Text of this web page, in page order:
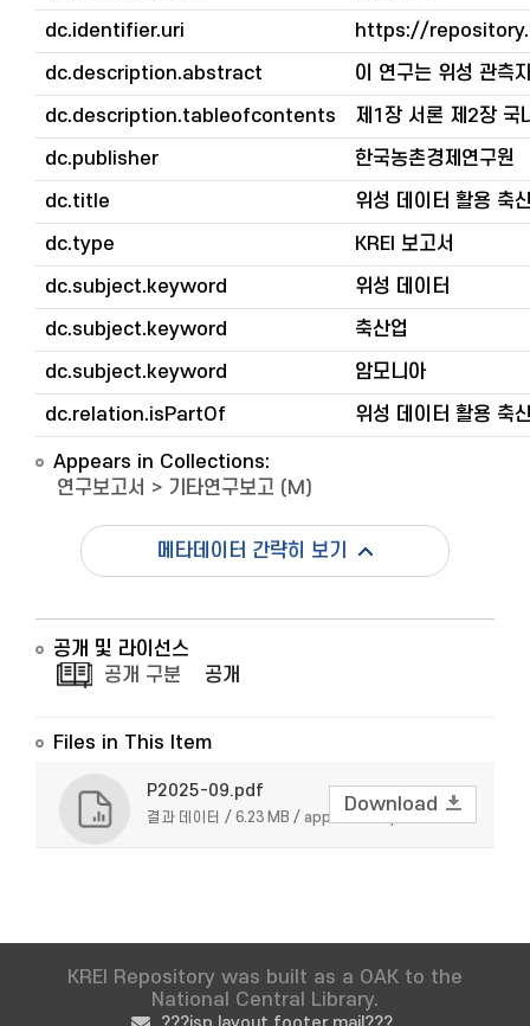
dc.identifier.uri
https://
dc.description.abstract
이 연구는 위성 관측
dc.description.tableofcontents
제1장 서론 제2장 국
dc.publisher
한국농촌경제연구원
dc.title
위성 데이터 활용 축
dc.type
KREI 보고서
dc.subject.keyword
위성 데이터
dc.subject.keyword
축산업
dc.subject.keyword
암모니아
dc.relation.isPartOf
위성 데이터 활용 축
Appears in Collections:
연구보고서 > 기타연구보고 (M)
메타데이터 간략히 보기
공개 및 라이선스
공개 구분
공개
Files in This Item
P2025-09.pdf
결과 데이터 / 6.23 MB / application/pdf
Download
KREI Repository was built as a OAK to the
National Central Library.